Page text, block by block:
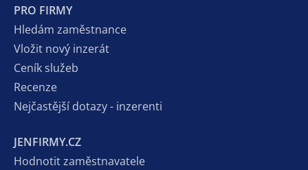
PRO FIRMY
Hledám zaměstnance
Vložit nový inzerát
Ceník služeb
Recenze
Nejčastější dotazy - inzerenti
JENFIRMY.CZ
Hodnotit zaměstnavatele